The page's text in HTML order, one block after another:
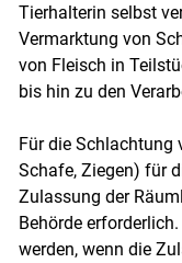
Tierhalterin selbst
Vermarktung von
von Fleisch in
bis hin zu den
Für die Schlachtung
Schafe, Ziegen) für
Zulassung der
Behörde
werden, wenn die